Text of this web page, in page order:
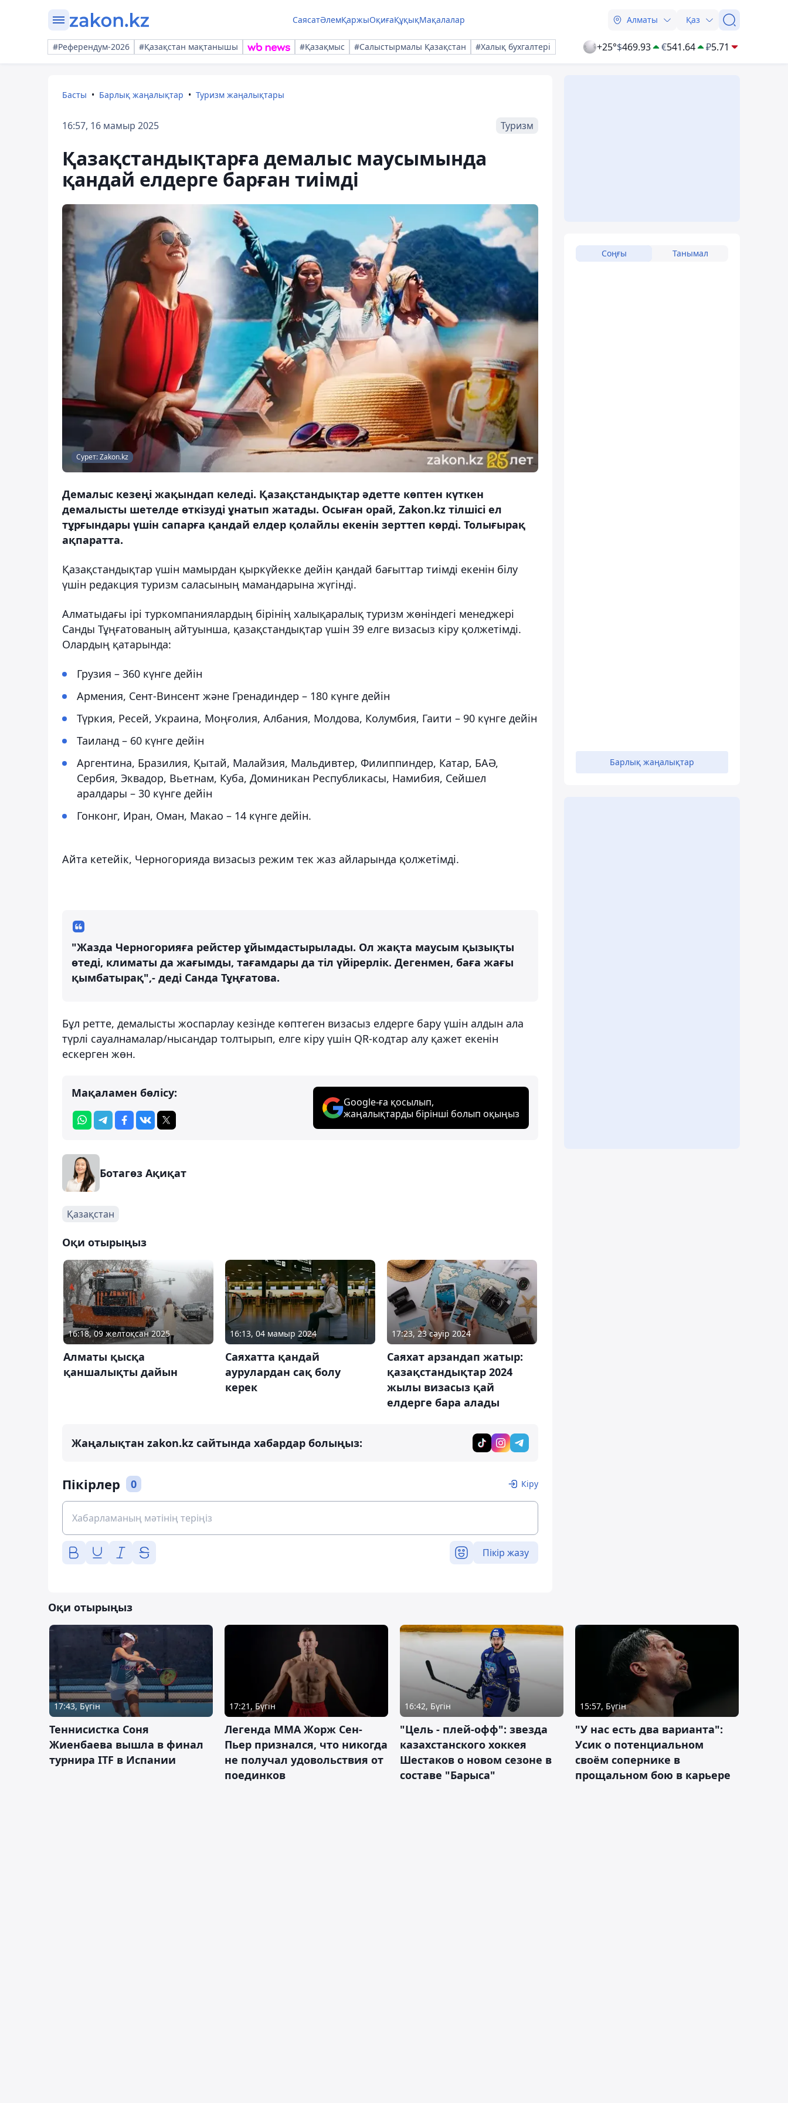
СаясатӘлемҚаржыОқиғаҚұқықМақалалар Алматы Қаз
#Референдум-2026 #Қазақстан мақтанышы #Қазақмыс #Салыстырмалы Қазақстан #Халық бухгалтері +25°$469.93 €541.64 ₽5.71
Басты Барлық жаңалықтар Туризм жаңалықтары
16:57, 16 мамыр 2025 Туризм
Қазақстандықтарға демалыс маусымында
қандай елдерге барған тиімді
Сурет: Zakon.kz
Демалыс кезеңі жақындап келеді. Қазақстандықтар әдетте көптен күткен
демалысты шетелде өткізуді ұнатып жатады. Осыған орай, Zakon.kz тілшісі ел
тұрғындары үшін сапарға қандай елдер қолайлы екенін зерттеп көрді. Толығырақ
ақпаратта.
Қазақстандықтар үшін мамырдан қыркүйекке дейін қандай бағыттар тиімді екенін білу
үшін редакция туризм саласының мамандарына жүгінді.
Алматыдағы ірі туркомпаниялардың бірінің халықаралық туризм жөніндегі менеджері
Санды Тұңғатованың айтуынша, қазақстандықтар үшін 39 елге визасыз кіру қолжетімді.
Олардың қатарында:
Грузия – 360 күнге дейін
Армения, Сент-Винсент және Гренадиндер – 180 күнге дейін
Түркия, Ресей, Украина, Моңғолия, Албания, Молдова, Колумбия, Гаити – 90 күнге дейін
Таиланд – 60 күнге дейін
Аргентина, Бразилия, Қытай, Малайзия, Мальдивтер, Филиппиндер, Катар, БАӘ,
Сербия, Эквадор, Вьетнам, Куба, Доминикан Республикасы, Намибия, Сейшел
аралдары – 30 күнге дейін
Гонконг, Иран, Оман, Макао – 14 күнге дейін.
Айта кетейік, Черногорияда визасыз режим тек жаз айларында қолжетімді.
"Жазда Черногорияға рейстер ұйымдастырылады. Ол жақта маусым қызықты
өтеді, климаты да жағымды, тағамдары да тіл үйірерлік. Дегенмен, баға жағы
қымбатырақ",- деді Санда Тұңғатова.
Бұл ретте, демалысты жоспарлау кезінде көптеген визасыз елдерге бару үшін алдын ала
түрлі сауалнамалар/нысандар толтырып, елге кіру үшін QR-кодтар алу қажет екенін
ескерген жөн.
Мақаламен бөлісу:
Google-ға қосылып,
жаңалықтарды бірінші болып оқыңыз
Ботагөз Ақиқат
Қазақстан
Оқи отырыңыз
16:18, 09 желтоқсан 2025
Алматы қысқа
қаншалықты дайын
16:13, 04 мамыр 2024
Саяхатта қандай
аурулардан сақ болу
керек
17:23, 23 сәуір 2024
Саяхат арзандап жатыр:
қазақстандықтар 2024
жылы визасыз қай
елдерге бара алады
Жаңалықтан zakon.kz сайтында хабардар болыңыз:
Пікірлер 0 Кіру
Пікір жазу
Соңғы Танымал
Барлық жаңалықтар
Оқи отырыңыз
17:43, Бүгін
Теннисистка Соня
Жиенбаева вышла в финал
турнира ITF в Испании
17:21, Бүгін
Легенда ММА Жорж Сен-
Пьер признался, что никогда
не получал удовольствия от
поединков
16:42, Бүгін
"Цель - плей-офф": звезда
казахстанского хоккея
Шестаков о новом сезоне в
составе "Барыса"
15:57, Бүгін
"У нас есть два варианта":
Усик о потенциальном
своём сопернике в
прощальном бою в карьере